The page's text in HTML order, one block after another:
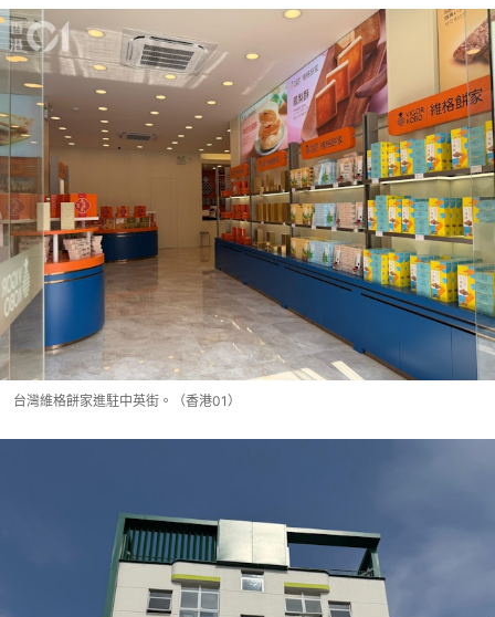
台灣維格餅家進駐中英街。（香港01）